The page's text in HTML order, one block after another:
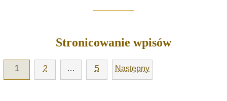
Stronicowanie wpisów
1 2 … 5 Następny